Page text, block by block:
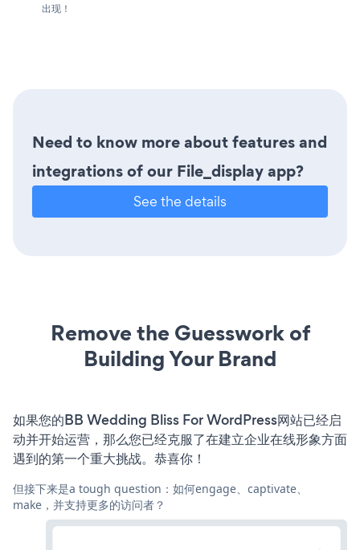
出现！
Need to know more about features and
integrations of our File_display app?
See the details
Remove the Guesswork of
Building Your Brand
如果您的BB Wedding Bliss For WordPress网站已经启
动并开始运营，那么您已经克服了在建立企业在线形象方面
遇到的第一个重大挑战。恭喜你！
但接下来是a tough question：如何engage、captivate、
make，并支持更多的访问者？